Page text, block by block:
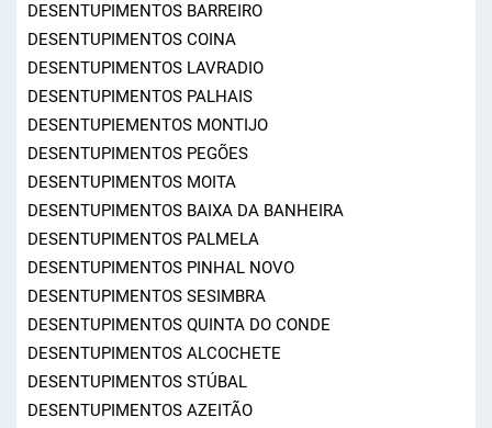
DESENTUPIMENTOS BARREIRO
DESENTUPIMENTOS COINA
DESENTUPIMENTOS LAVRADIO
DESENTUPIMENTOS PALHAIS
DESENTUPIEMENTOS MONTIJO
DESENTUPIMENTOS PEGÕES
DESENTUPIMENTOS MOITA
DESENTUPIMENTOS BAIXA DA BANHEIRA
DESENTUPIMENTOS PALMELA
DESENTUPIMENTOS PINHAL NOVO
DESENTUPIMENTOS SESIMBRA
DESENTUPIMENTOS QUINTA DO CONDE
DESENTUPIMENTOS ALCOCHETE
DESENTUPIMENTOS STÚBAL
DESENTUPIMENTOS AZEITÃO